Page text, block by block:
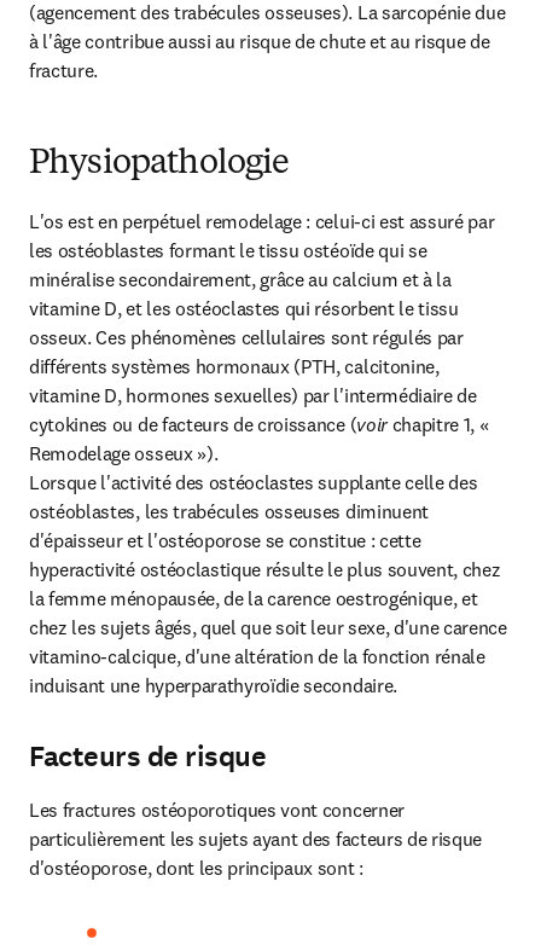
(agencement des trabécules osseuses). La sarcopénie due
à l'âge contribue aussi au risque de chute et au risque de
fracture.
Physiopathologie
L'os est en perpétuel remodelage : celui-ci est assuré par
les ostéoblastes formant le tissu ostéoïde qui se
minéralise secondairement, grâce au calcium et à la
vitamine D, et les ostéoclastes qui résorbent le tissu
osseux. Ces phénomènes cellulaires sont régulés par
différents systèmes hormonaux (PTH, calcitonine,
vitamine D, hormones sexuelles) par l'intermédiaire de
cytokines ou de facteurs de croissance (voir chapitre 1, «
Remodelage osseux »).
Lorsque l'activité des ostéoclastes supplante celle des
ostéoblastes, les trabécules osseuses diminuent
d'épaisseur et l'ostéoporose se constitue : cette
hyperactivité ostéoclastique résulte le plus souvent, chez
la femme ménopausée, de la carence oestrogénique, et
chez les sujets âgés, quel que soit leur sexe, d'une carence
vitamino-calcique, d'une altération de la fonction rénale
induisant une hyperparathyroïdie secondaire.
Facteurs de risque
Les fractures ostéoporotiques vont concerner
particulièrement les sujets ayant des facteurs de risque
d'ostéoporose, dont les principaux sont :